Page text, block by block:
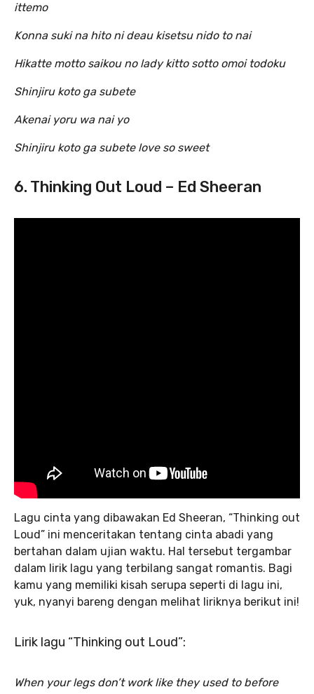
ittemo
Konna suki na hito ni deau kisetsu nido to nai
Hikatte motto saikou no lady kitto sotto omoi todoku
Shinjiru koto ga subete
Akenai yoru wa nai yo
Shinjiru koto ga subete love so sweet
6. Thinking Out Loud – Ed Sheeran
Lagu cinta yang dibawakan Ed Sheeran, “Thinking out
Loud” ini menceritakan tentang cinta abadi yang
bertahan dalam ujian waktu. Hal tersebut tergambar
dalam lirik lagu yang terbilang sangat romantis. Bagi
kamu yang memiliki kisah serupa seperti di lagu ini,
yuk, nyanyi bareng dengan melihat liriknya berikut ini!
Lirik lagu “Thinking out Loud”:
When your legs don’t work like they used to before